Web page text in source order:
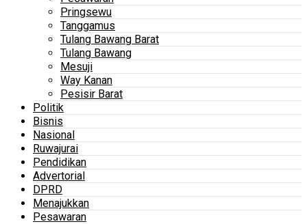
Pringsewu
Tanggamus
Tulang Bawang Barat
Tulang Bawang
Mesuji
Way Kanan
Pesisir Barat
Politik
Bisnis
Nasional
Ruwajurai
Pendidikan
Advertorial
DPRD
Menajukkan
Pesawaran